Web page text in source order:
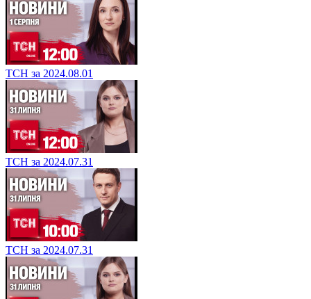
ТСН за 2024.08.01
ТСН за 2024.07.31
ТСН за 2024.07.31